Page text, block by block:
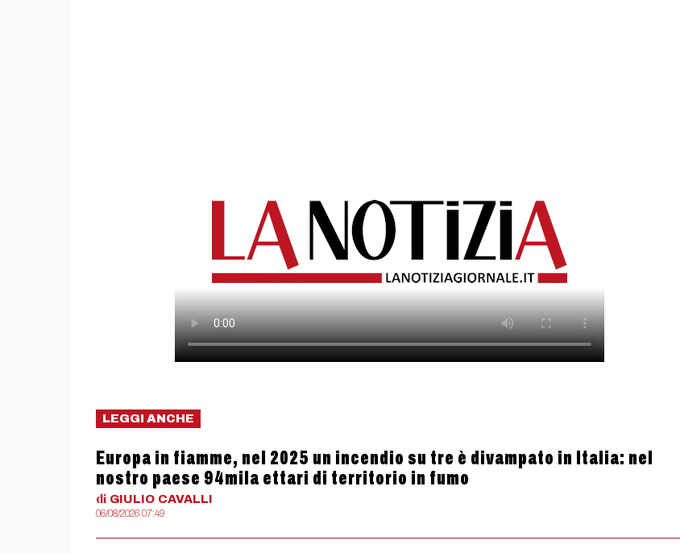
LEGGI ANCHE
Europa in fiamme, nel 2025 un incendio su tre è divampato in Italia: nel
nostro paese 94mila ettari di territorio in fumo
di GIULIO CAVALLI
06/08/2026 07:49